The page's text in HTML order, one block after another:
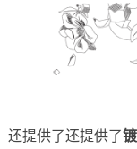
还提供了还提供了